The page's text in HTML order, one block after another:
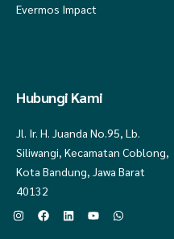
Evermos Impact
Hubungi Kami
Jl. Ir. H. Juanda No.95, Lb.
Siliwangi, Kecamatan Coblong,
Kota Bandung, Jawa Barat
40132